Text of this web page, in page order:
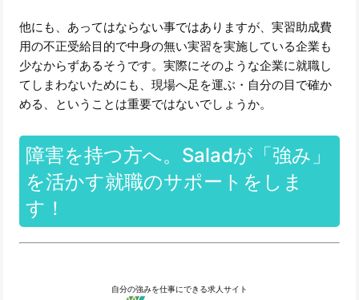
他にも、あってはならない事ではありますが、実習助成費
用の不正受給目的で中身の無い実習を実施している企業も
少なからずあるそうです。実際にそのような企業に就職し
てしまわないためにも、現場へ足を運ぶ・自分の目で確か
める、ということは重要ではないでしょうか。
障害を持つ方へ。Saladが「強み」
を活かす就職のサポートをしま
す！
自分の強みを仕事にできる求人サイト